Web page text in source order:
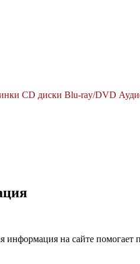
CD диски Blu-ray/DVD
информация на сайте помогает